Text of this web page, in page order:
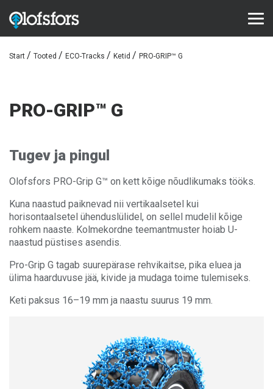
TOOTED
SharqEdges™
TUGI JA TEENINDUS
Dokumendid
Videod
Korduma kippuvad küsimused
OLOFSFORSI KOHTA
VÕTKE ÜHENDUST OLOFSFORSIGA
Start Tooted ECO-Tracks Ketid PRO-GRIP™ G
PRO-GRIP™ G
Tugev ja pingul
Olofsfors PRO-Grip G™ on kett kõige nõudlikumaks tööks.
Kuna naastud paiknevad nii vertikaalsetel kui
horisontaalsetel ühenduslülidel, on sellel mudelil kõige
rohkem naaste. Kolmekordne teemantmuster hoiab U-
naastud püstises asendis.
Pro-Grip G tagab suurepärase rehvikaitse, pika eluea ja
ülima haarduvuse jää, kivide ja mudaga toime tulemiseks.
Keti paksus 16–19 mm ja naastu suurus 19 mm.